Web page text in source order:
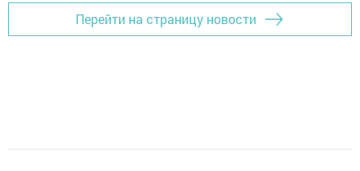
Перейти на страницу новости